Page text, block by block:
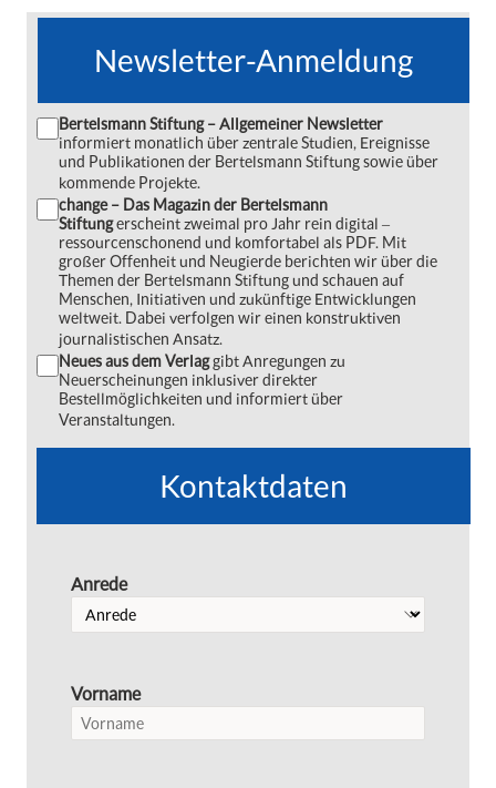
Newsletter-Anmeldung
Bertelsmann Stiftung – Allgemeiner Newsletter
informiert monatlich über zentrale Studien, Ereignisse
und Publikationen der Bertelsmann Stiftung sowie über
kommende Projekte.
change – Das Magazin der Bertelsmann
Stiftungerscheint zweimal pro Jahr rein digital ‒
ressourcenschonend und komfortabel als PDF. Mit
großer Offenheit und Neugierde berichten wir über die
Themen der Bertelsmann Stiftung und schauen auf
Menschen, Initiativen und zukünftige Entwicklungen
weltweit. Dabei verfolgen wir einen konstruktiven
journalistischen Ansatz.
Neues aus dem Verlaggibt Anregungen zu
Neuerscheinungen inklusiver direkter
Bestellmöglichkeiten und informiert über
Veranstaltungen.
Kontaktdaten
Anrede
Vorname